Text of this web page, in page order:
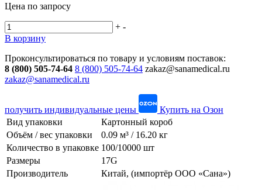
Цена по запросу
+ -
В корзину
Проконсультироваться по товару и условиям поставок:
8 (800) 505-74-64 8 (800) 505-74-64 zakaz@sanamedical.ru
zakaz@sanamedical.ru
получить индивидуальные цены
Купить на Озон
Вид упаковки
Картонный короб
Объём / вес упаковки
0.09 м³ / 16.20 кг
Количество в упаковке 100/10000 шт
Размеры
17G
Производитель
Китай, (импортёр ООО «Сана»)